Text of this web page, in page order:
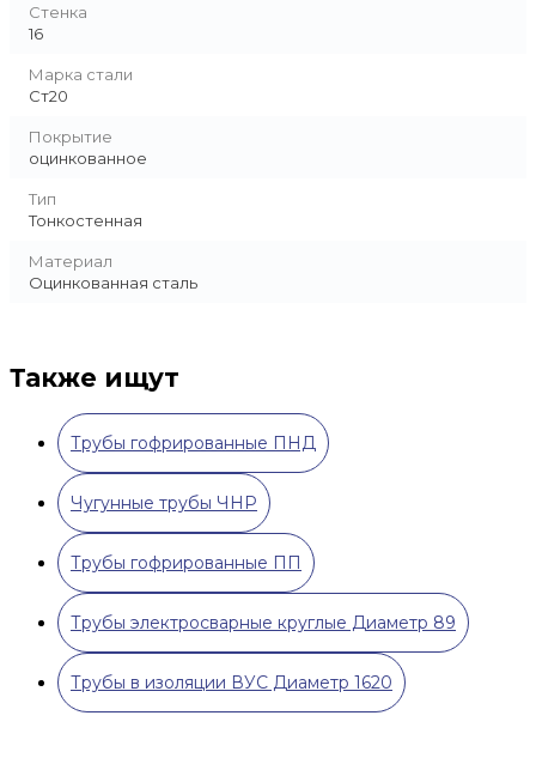
Стенка
16
Марка стали
Ст20
Покрытие
оцинкованное
Тип
Тонкостенная
Материал
Оцинкованная сталь
Также ищут
Трубы гофрированные ПНД
Чугунные трубы ЧНР
Трубы гофрированные ПП
Трубы электросварные круглые Диаметр 89
Трубы в изоляции ВУС Диаметр 1620